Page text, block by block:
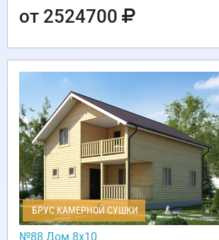
от 2524700
БРУС КАМЕРНОЙ СУШКИ
№88 Дом 8х10